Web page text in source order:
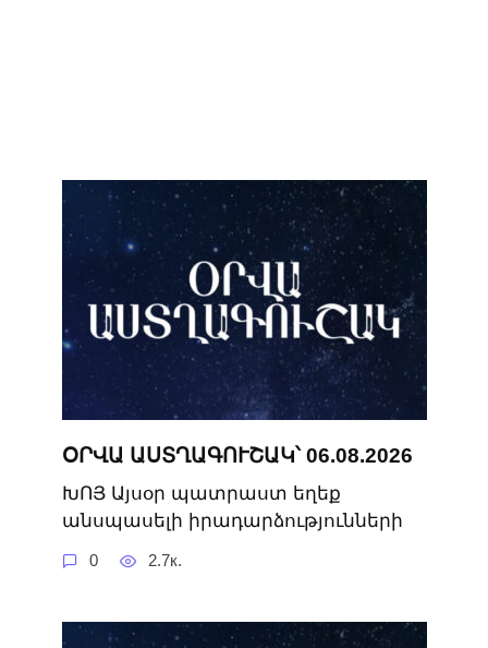
ՕՐՎԱ ԱՍՏՂԱԳՈՒՇԱԿ՝ 06.08.2026
ԽՈՅ Այսօր պատրաստ եղեք
անսպասելի իրադարձությունների
0 2.7к.